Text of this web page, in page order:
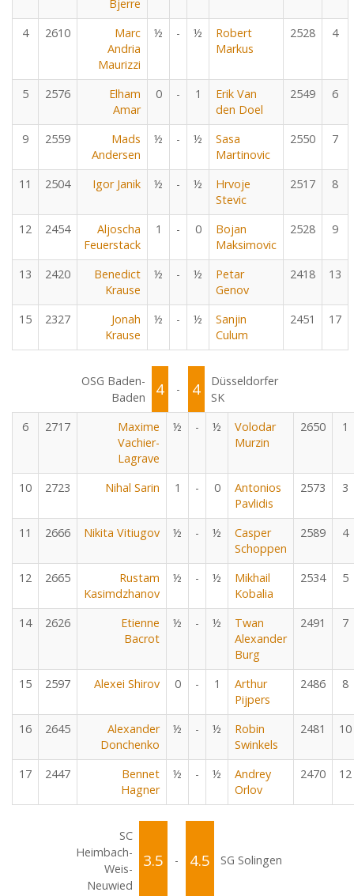
Bjerre
4
2610
Marc
Andria
Maurizzi
½ - ½
Robert
Markus
2528 4
5 2576
Elham
Amar
0 - 1
Erik Van
den Doel
2549 6
9 2559
Mads
Andersen
½ - ½
Sasa
Martinovic
2550 7
11 2504 Igor Janik ½ - ½
Hrvoje
Stevic
2517 8
12 2454
Aljoscha
Feuerstack
1 - 0
Bojan
Maksimovic
2528 9
13 2420
Benedict
Krause
½ - ½
Petar
Genov
2418 13
15 2327
Jonah
Krause
½ - ½
Sanjin
Culum
2451 17
OSG Baden-
Baden
4 - 4
Düsseldorfer
SK
6
2717
Maxime
Vachier-
Lagrave
½ - ½
Volodar
Murzin
2650 1
10 2723 Nihal Sarin 1 - 0
Antonios
Pavlidis
2573 3
11 2666 Nikita Vitiugov ½ - ½
Casper
Schoppen
2589 4
12 2665
Rustam
Kasimdzhanov
½ - ½
Mikhail
Kobalia
2534 5
14 2626
Etienne
Bacrot
½ - ½
Twan
Alexander
Burg
2491 7
15 2597 Alexei Shirov 0 - 1
Arthur
Pijpers
2486 8
16 2645
Alexander
Donchenko
½ - ½
Robin
Swinkels
2481 10
17 2447
Bennet
Hagner
½ - ½
Andrey
Orlov
2470 12
SC
Heimbach-
Weis-
Neuwied
3.5 - 4.5 SG Solingen